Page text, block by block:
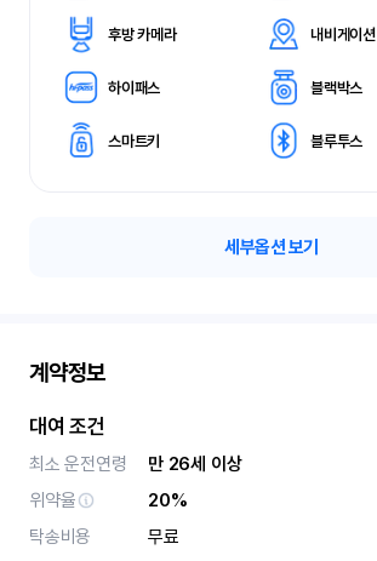
후방 카메라 내비게이션
하이패스 블랙박스
스마트키 블루투스
세부옵션 보기
계약정보
대여 조건
최소 운전연령
만 26세 이상
위약율
20%
탁송비용
무료